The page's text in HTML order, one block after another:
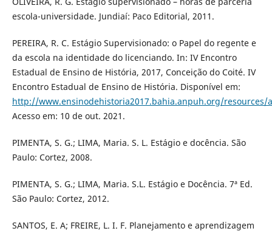
escola-universidade. Jundiaí: Paco Editorial, 2011.
PEREIRA, R. C. Estágio Supervisionado: o Papel do regente e
da escola na identidade do licenciando. In: IV Encontro
Estadual de Ensino de História, 2017, Conceição do Coité. IV
Encontro Estadual de Ensino de História. Disponível em:
http://www.ensinodehistoria2017.bahia.anpuh.org/resources/
Acesso em: 10 de out. 2021.
PIMENTA, S. G.; LIMA, Maria. S. L. Estágio e docência. São
Paulo: Cortez, 2008.
PIMENTA, S. G.; LIMA, Maria. S.L. Estágio e Docência. 7ª Ed.
São Paulo: Cortez, 2012.
SANTOS, E. A; FREIRE, L. I. F. Planejamento e aprendizagem